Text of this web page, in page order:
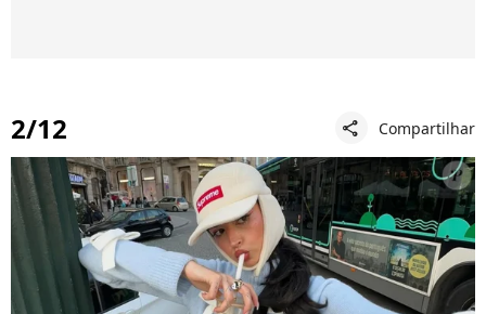
2/12 share Compartilhar